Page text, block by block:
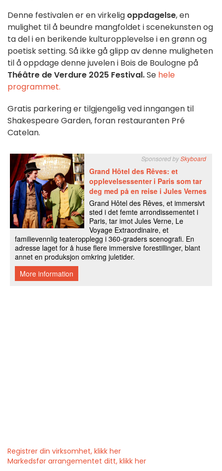
Denne festivalen er en virkelig oppdagelse, en
mulighet til å beundre mangfoldet i scenekunsten og
ta del i en berikende kulturopplevelse i en grønn og
poetisk setting. Så ikke gå glipp av denne muligheten
til å oppdage denne juvelen i Bois de Boulogne på
Théâtre de Verdure 2025 Festival.Se hele
programmet.
Gratis parkering er tilgjengelig ved inngangen til
Shakespeare Garden, foran restauranten Pré
Catelan.
Registrer din virksomhet, klikk her
Markedsfør arrangementet ditt, klikk her